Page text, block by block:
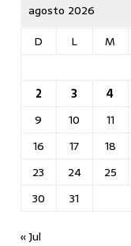
agosto 2026
D
L M
2
3 4
9
10 11
16
17 18
23
24 25
30
31
« Jul